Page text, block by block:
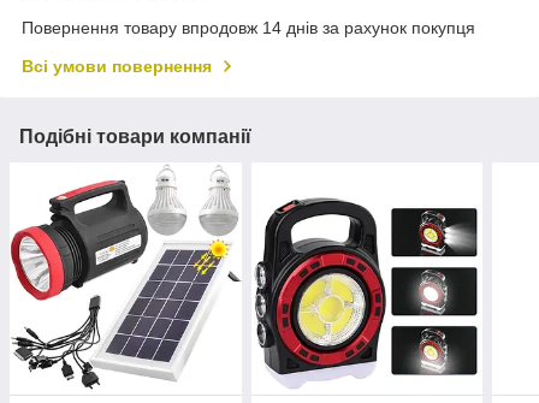
Повернення товару впродовж 14 днів за рахунок покупця
Всі умови повернення
Подібні товари компанії